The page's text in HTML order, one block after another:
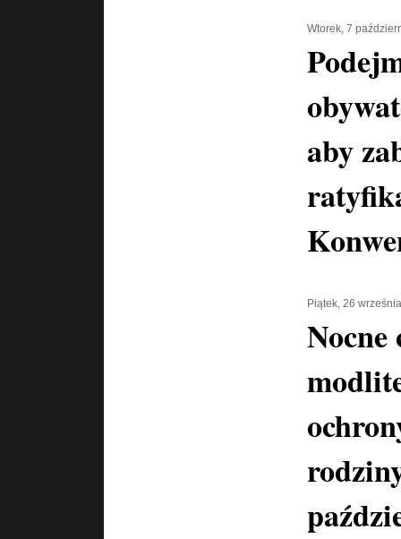
Wtorek, 7
aby
Piątek, 26
Nocne